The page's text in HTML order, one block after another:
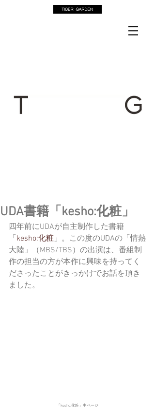
UDA書籍「kesho:化粧」
四年前にUDAが自主制作した書籍
「 kesho:化粧」。この度のUDAの「情熱
大陸」（MBS/TBS）の出演は、番組制
作の担当の方が本作に興味を持ってく
ださったことがきっかけでお話を頂き
ました。
「kesho:化粧」中ページ